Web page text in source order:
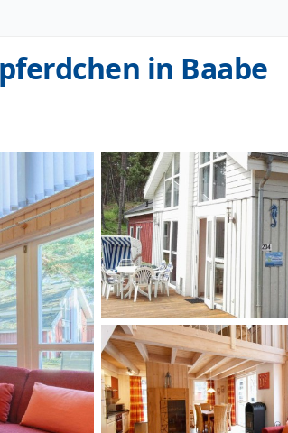
in Baabe